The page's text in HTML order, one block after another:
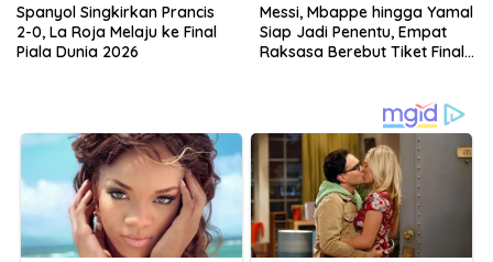
Spanyol Singkirkan Prancis
2-0, La Roja Melaju ke Final
Piala Dunia 2026
Messi, Mbappe hingga Yamal
Siap Jadi Penentu, Empat
Raksasa Berebut Tiket Final